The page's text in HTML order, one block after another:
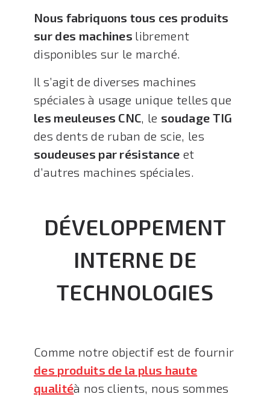
Nous fabriquons tous ces produits
sur des machines librement
disponibles sur le marché.
Il s’agit de diverses machines
spéciales à usage unique telles que
les meuleuses CNC, le soudage TIG
des dents de ruban de scie, les
soudeuses par résistance et
d’autres machines spéciales.
DÉVELOPPEMENT
INTERNE DE
TECHNOLOGIES
Comme notre objectif est de fournir
des produits de la plus haute
qualitéà nos clients, nous sommes